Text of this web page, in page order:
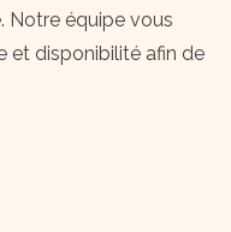
Notre équipe vous
et disponibilité afin de